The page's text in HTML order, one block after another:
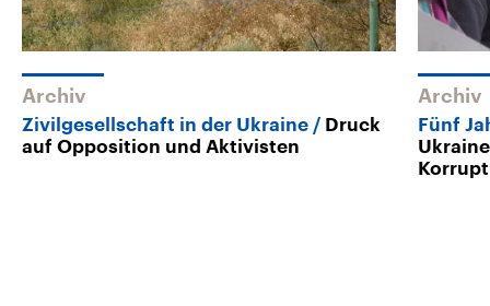
Archiv
Zivilgesellschaft in der Ukraine
Druck
auf Opposition und Aktivisten
Archiv
Fünf